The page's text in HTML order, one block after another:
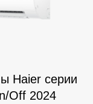
Haier серии
Off 2024